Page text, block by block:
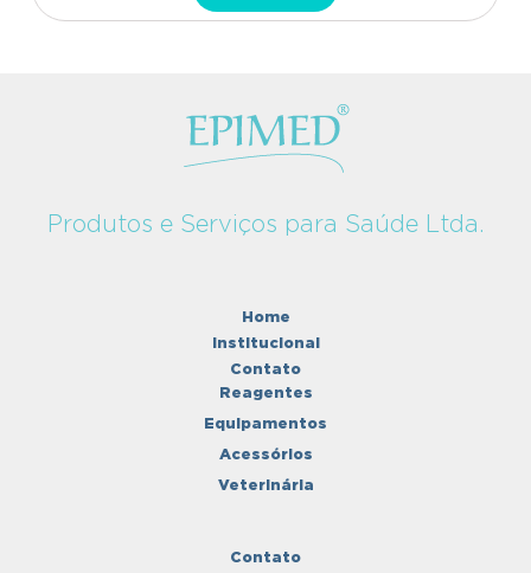
Produtos e Serviços para Saúde Ltda.
Home
Institucional
Contato
Reagentes
Equipamentos
Acessórios
Veterinária
Contato